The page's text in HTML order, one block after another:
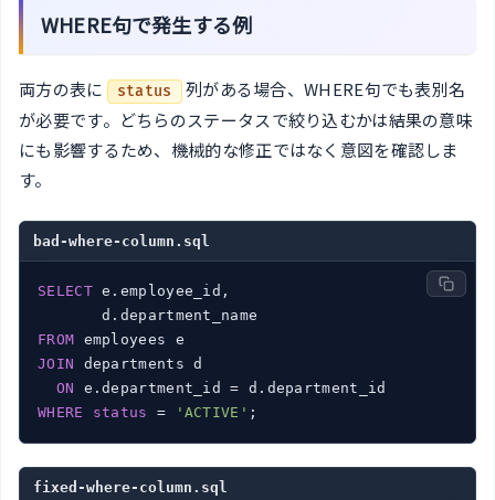
WHERE句で発生する例
両方の表に status
列がある場合、WHERE句でも表別名
が必要です。どちらのステータスで絞り込むかは結果の意味
にも影響するため、機械的な修正ではなく意図を確認しま
す。
bad-where-column.sql
SELECT e.employee_id,
FROM
JOIN departments d
ON
WHERE
status = 'ACTIVE' ;
fixed-where-column.sql